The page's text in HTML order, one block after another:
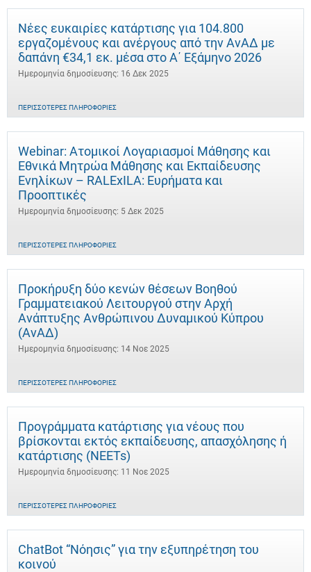
Νέες ευκαιρίες κατάρτισης για 104.800
εργαζομένους και ανέργους από την ΑνΑΔ με
δαπάνη €34,1 εκ. μέσα στο Α΄ Εξάμηνο 2026
Ημερομηνία δημοσίευσης: 16 Δεκ 2025
ΠΕΡΙΣΣΌΤΕΡΕΣ ΠΛΗΡΟΦΟΡΊΕΣ
Webinar: Ατομικοί Λογαριασμοί Μάθησης και
Εθνικά Μητρώα Μάθησης και Εκπαίδευσης
Ενηλίκων – RALExILA: Ευρήματα και
Προοπτικές
Ημερομηνία δημοσίευσης: 5 Δεκ 2025
ΠΕΡΙΣΣΌΤΕΡΕΣ ΠΛΗΡΟΦΟΡΊΕΣ
Προκήρυξη δύο κενών θέσεων Βοηθού
Γραμματειακού Λειτουργού στην Αρχή
Ανάπτυξης Ανθρώπινου Δυναμικού Κύπρου
(ΑνΑΔ)
Ημερομηνία δημοσίευσης: 14 Νοε 2025
ΠΕΡΙΣΣΌΤΕΡΕΣ ΠΛΗΡΟΦΟΡΊΕΣ
Προγράμματα κατάρτισης για νέους που
βρίσκονται εκτός εκπαίδευσης, απασχόλησης ή
κατάρτισης (NEETs)
Ημερομηνία δημοσίευσης: 11 Νοε 2025
ΠΕΡΙΣΣΌΤΕΡΕΣ ΠΛΗΡΟΦΟΡΊΕΣ
ChatBot “Νόησις” για την εξυπηρέτηση του
κοινού